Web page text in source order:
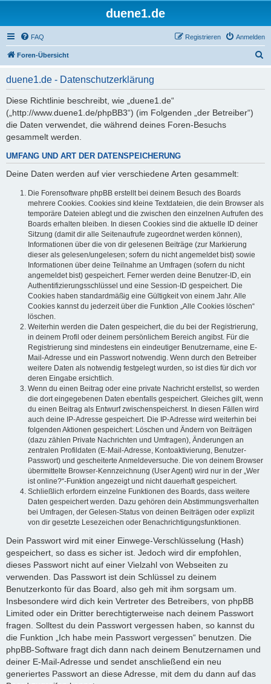
duene1.de
FAQ Anmelden
Registrieren
Foren-Übersicht
duene1.de - Datenschutzerklärung
Diese Richtlinie beschreibt, wie „duene1.de“
(„http://www.duene1.de/phpBB3“) (im Folgenden „der Betreiber“)
die Daten verwendet, die während deines Foren-Besuchs
gesammelt werden.
UMFANG UND ART DER DATENSPEICHERUNG
Deine Daten werden auf vier verschiedene Arten gesammelt:
Die Forensoftware phpBB erstellt bei deinem Besuch des Boards
mehrere Cookies. Cookies sind kleine Textdateien, die dein Browser als
temporäre Dateien ablegt und die zwischen den einzelnen Aufrufen des
Boards erhalten bleiben. In diesen Cookies sind die aktuelle ID deiner
Sitzung (damit dir alle Seitenaufrufe zugeordnet werden können),
Informationen über die von dir gelesenen Beiträge (zur Markierung
dieser als gelesen/ungelesen; sofern du nicht angemeldet bist) sowie
Informationen über deine Teilnahme an Umfragen (sofern du nicht
angemeldet bist) gespeichert. Ferner werden deine Benutzer-ID, ein
Authentifizierungsschlüssel und eine Session-ID gespeichert. Die
Cookies haben standardmäßig eine Gültigkeit von einem Jahr. Alle
Cookies kannst du jederzeit über die Funktion „Alle Cookies löschen“
löschen.
Weiterhin werden die Daten gespeichert, die du bei der Registrierung,
in deinem Profil oder deinem persönlichem Bereich angibst. Für die
Registrierung sind mindestens ein eindeutiger Benutzername, eine E-
Mail-Adresse und ein Passwort notwendig. Wenn durch den Betreiber
weitere Daten als notwendig festgelegt wurden, so ist dies für dich vor
deren Eingabe ersichtlich.
Wenn du einen Beitrag oder eine private Nachricht erstellst, so werden
die dort eingegebenen Daten ebenfalls gespeichert. Gleiches gilt, wenn
du einen Beitrag als Entwurf zwischenspeicherst. In diesen Fällen wird
auch deine IP-Adresse gespeichert. Die IP-Adresse wird weiterhin bei
folgenden Aktionen gespeichert: Löschen und Ändern von Beiträgen
(dazu zählen Private Nachrichten und Umfragen), Änderungen an
zentralen Profildaten (E-Mail-Adresse, Kontoaktivierung, Benutzer-
Passwort) und gescheiterte Anmeldeversuche. Die von deinem Browser
übermittelte Browser-Kennzeichnung (User Agent) wird nur in der „Wer
ist online?“-Funktion angezeigt und nicht dauerhaft gespeichert.
Schließlich erfordern einzelne Funktionen des Boards, dass weitere
Daten gespeichert werden. Dazu gehören dein Abstimmungsverhalten
bei Umfragen, der Gelesen-Status von deinen Beiträgen oder explizit
von dir gesetzte Lesezeichen oder Benachrichtigungsfunktionen.
Dein Passwort wird mit einer Einwege-Verschlüsselung (Hash)
gespeichert, so dass es sicher ist. Jedoch wird dir empfohlen,
dieses Passwort nicht auf einer Vielzahl von Webseiten zu
verwenden. Das Passwort ist dein Schlüssel zu deinem
Benutzerkonto für das Board, also geh mit ihm sorgsam um.
Insbesondere wird dich kein Vertreter des Betreibers, von phpBB
Limited oder ein Dritter berechtigterweise nach deinem Passwort
fragen. Solltest du dein Passwort vergessen haben, so kannst du
die Funktion „Ich habe mein Passwort vergessen“ benutzen. Die
phpBB-Software fragt dich dann nach deinem Benutzernamen und
deiner E-Mail-Adresse und sendet anschließend ein neu
generiertes Passwort an diese Adresse, mit dem du dann auf das